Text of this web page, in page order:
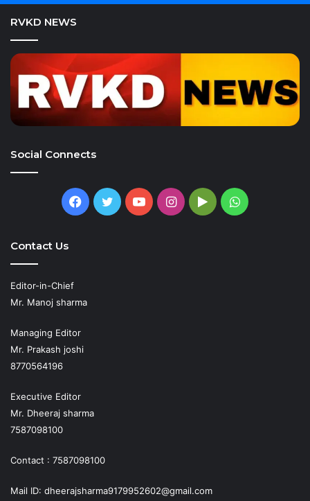
RVKD NEWS
Social Connects
Facebook
TwitterYouTubeInstagram
GoogleWhatsApp
Contact Us
Editor-in-Chief
Mr. Manoj sharma
Managing Editor
Mr. Prakash joshi
8770564196
Executive Editor
Mr. Dheeraj sharma
7587098100
Contact : 7587098100
Mail ID: dheerajsharma9179952602@gmail.com